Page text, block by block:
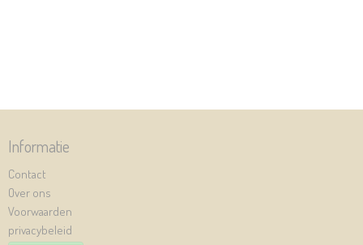
Informatie
Contact
Over ons
Voorwaarden
privacybeleid